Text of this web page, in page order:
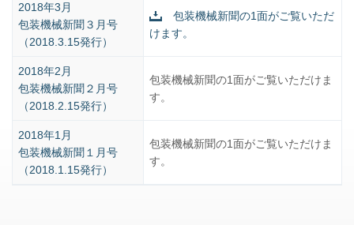
2018年3月
包装機械新聞３月号
（2018.3.15発行）
包装機械新聞の1面がご覧いただ
けます。
2018年2月
包装機械新聞２月号
（2018.2.15発行）
包装機械新聞の1面がご覧いただけま
す。
2018年1月
包装機械新聞１月号
（2018.1.15発行）
包装機械新聞の1面がご覧いただけま
す。